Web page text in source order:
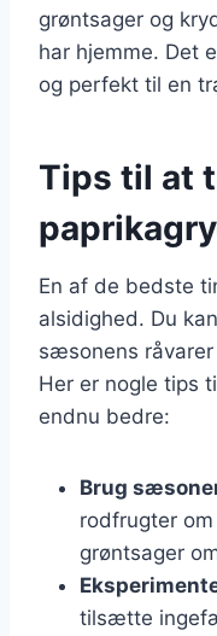
grøntsager og
har hjemme. Det
og perfekt til en
Tips til at
En af de bedste
alsidighed. Du
sæsonens
Her er nogle tips
endnu bedre:
Brug
rodfrugter
grøntsager
tilsætte